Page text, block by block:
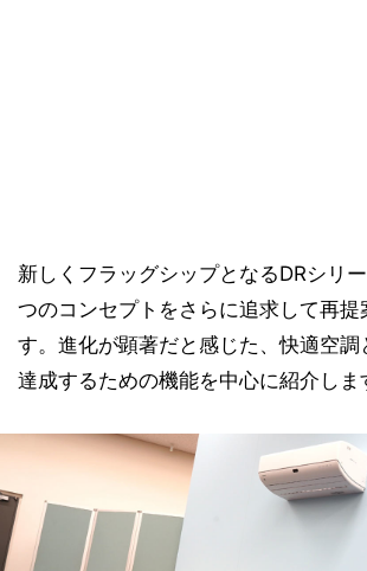
新しくフラッグシップとなるDRシリ
つのコンセプトをさらに追求して再提
す。進化が顕著だと感じた、快適空調
達成するための機能を中心に紹介しま